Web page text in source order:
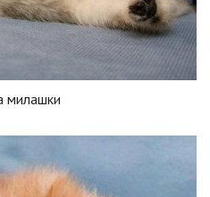
милашки